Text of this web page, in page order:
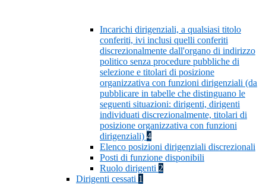
Incarichi dirigenziali, a qualsiasi titolo
conferiti, ivi inclusi quelli conferiti
discrezionalmente dall'organo di indirizzo
politico senza procedure pubbliche di
selezione e titolari di posizione
organizzativa con funzioni dirigenziali (da
pubblicare in tabelle che distinguano le
seguenti situazioni: dirigenti, dirigenti
individuati discrezionalmente, titolari di
posizione organizzativa con funzioni
dirigenziali) 4
Elenco posizioni dirigenziali discrezionali
Posti di funzione disponibili
Ruolo dirigenti 2
Dirigenti cessati 1